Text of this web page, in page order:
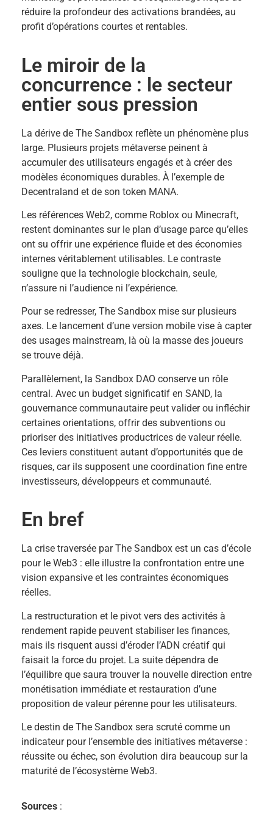
réduire la profondeur des activations brandées, au
profit d’opérations courtes et rentables.
Le miroir de la
concurrence : le secteur
entier sous pression
La dérive de The Sandbox reflète un phénomène plus
large. Plusieurs projets métaverse peinent à
accumuler des utilisateurs engagés et à créer des
modèles économiques durables. À l’exemple de
Decentraland et de son token MANA.
Les références Web2, comme Roblox ou Minecraft,
restent dominantes sur le plan d’usage parce qu’elles
ont su offrir une expérience fluide et des économies
internes véritablement utilisables. Le contraste
souligne que la technologie blockchain, seule,
n’assure ni l’audience ni l’expérience.
Pour se redresser, The Sandbox mise sur plusieurs
axes. Le lancement d’une version mobile vise à capter
des usages mainstream, là où la masse des joueurs
se trouve déjà.
Parallèlement, la Sandbox DAO conserve un rôle
central. Avec un budget significatif en SAND, la
gouvernance communautaire peut valider ou infléchir
certaines orientations, offrir des subventions ou
prioriser des initiatives productrices de valeur réelle.
Ces leviers constituent autant d’opportunités que de
risques, car ils supposent une coordination fine entre
investisseurs, développeurs et communauté.
En bref
La crise traversée par The Sandbox est un cas d’école
pour le Web3 : elle illustre la confrontation entre une
vision expansive et les contraintes économiques
réelles.
La restructuration et le pivot vers des activités à
rendement rapide peuvent stabiliser les finances,
mais ils risquent aussi d’éroder l’ADN créatif qui
faisait la force du projet. La suite dépendra de
l’équilibre que saura trouver la nouvelle direction entre
monétisation immédiate et restauration d’une
proposition de valeur pérenne pour les utilisateurs.
Le destin de The Sandbox sera scruté comme un
indicateur pour l’ensemble des initiatives métaverse :
réussite ou échec, son évolution dira beaucoup sur la
maturité de l’écosystème Web3.
Sources :